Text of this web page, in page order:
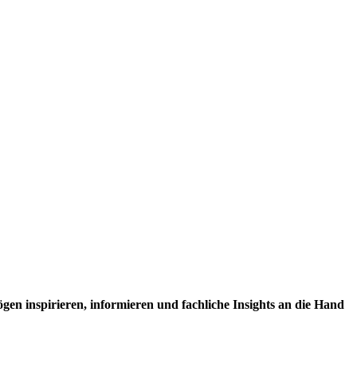
inspirieren, informieren und fachliche Insights an die Hand